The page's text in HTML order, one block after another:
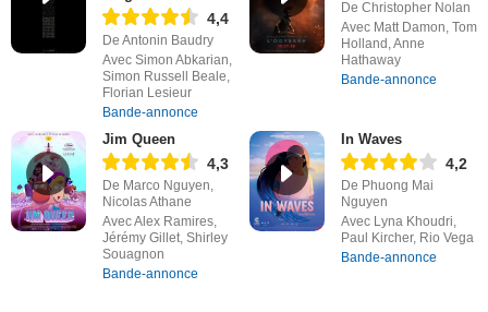
4,4
De Antonin Baudry
Avec Simon Abkarian,
Simon Russell Beale,
Florian Lesieur
Bande-annonce
De Christopher Nolan
Avec Matt Damon, Tom
Holland, Anne
Hathaway
Bande-annonce
Jim Queen
4,3
De Marco Nguyen,
Nicolas Athane
Avec Alex Ramires,
Jérémy Gillet, Shirley
Souagnon
Bande-annonce
In Waves
4,2
De Phuong Mai
Nguyen
Avec Lyna Khoudri,
Paul Kircher, Rio Vega
Bande-annonce